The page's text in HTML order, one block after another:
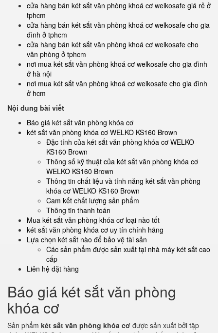
cửa hàng bán két sắt văn phòng khoá cơ welkosafe giá rẻ ở
tphcm
cửa hàng bán két sắt văn phòng khoá cơ welkosafe cho gia
đình ở tphcm
cửa hàng bán két sắt văn phòng khoá cơ welkosafe cho
văn phòng ở tphcm
nơi mua két sắt văn phòng khoá cơ welkosafe cho gia đình
ở hà nội
nơi mua két sắt văn phòng khoá cơ welkosafe cho gia đình
ở hcm
Nội dung bài viết
Báo giá két sắt văn phòng khóa cơ
két sắt văn phòng khóa cơ WELKO KS160 Brown
Đặc tính của két sắt văn phòng khóa cơ WELKO
KS160 Brown
Thông số kỹ thuật của két sắt văn phòng khóa cơ
WELKO KS160 Brown
Thông tin chất liệu và tính năng két sắt văn phòng
khóa cơ WELKO KS160 Brown
Cam kết chất lượng sản phẩm
Thông tin thanh toán
Mua két sắt văn phòng khóa cơ loại nào tốt
két sắt văn phòng khóa cơ uy tín chính hãng
Lựa chọn két sắt nào để bảo vệ tài sản
Các sản phẩm được sản xuất tại nhà máy két sắt cao
cấp
Liên hệ đặt hàng
Báo giá két sắt văn phòng
khóa cơ
Sản phẩm két sắt văn phòng khóa cơ được sản xuất bởi tập